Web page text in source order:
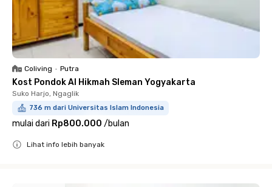
Coliving • Putra
Kost Pondok Al Hikmah Sleman Yogyakarta
Suko Harjo, Ngaglik
736 m dari Universitas Islam Indonesia
mulai dari Rp800.000 /bulan
Lihat info lebih banyak